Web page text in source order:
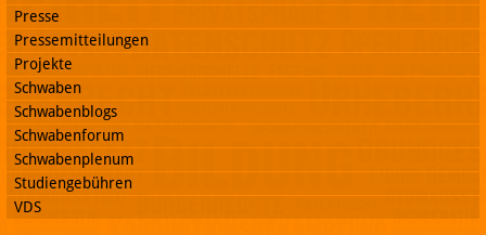
Presse
Pressemitteilungen
Projekte
Schwaben
Schwabenblogs
Schwabenforum
Schwabenplenum
Studiengebühren
VDS